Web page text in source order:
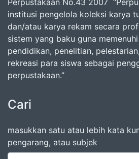
Perpustakaan No.43 2007
institusi pengelola koleksi karya
dan/atau karya rekam secara
sistem yang baku guna
pendidikan, penelitian,
rekreasi para siswa sebagai
perpustakaan.”
Cari
masukkan satu atau lebih kata
pengarang, atau subjek